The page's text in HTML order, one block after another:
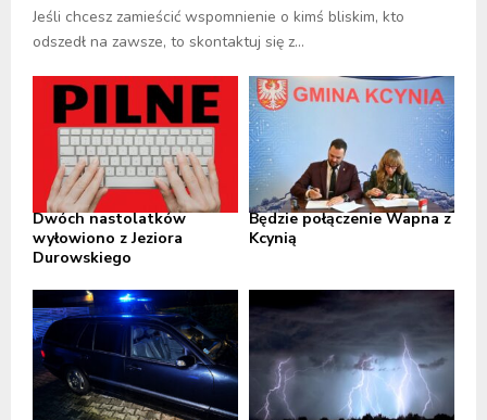
Jeśli chcesz zamieścić wspomnienie o kimś bliskim, kto
odszedł na zawsze, to skontaktuj się z...
Dwóch nastolatków
wyłowiono z Jeziora
Durowskiego
Będzie połączenie Wapna z
Kcynią